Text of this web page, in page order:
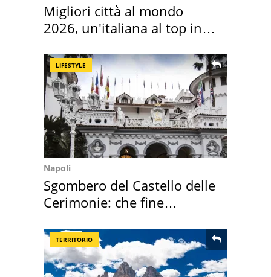
Migliori città al mondo
2026, un'italiana al top in
LIFESTYLE
Napoli
Sgombero del Castello delle
Cerimonie: che fine
TERRITORIO